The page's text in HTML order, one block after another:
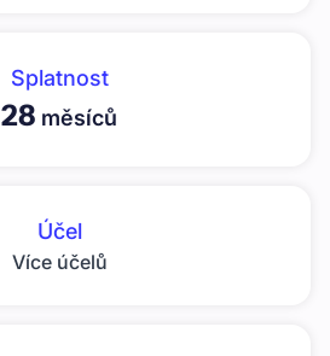
Splatnost
28 měsíců
Účel
Více účelů